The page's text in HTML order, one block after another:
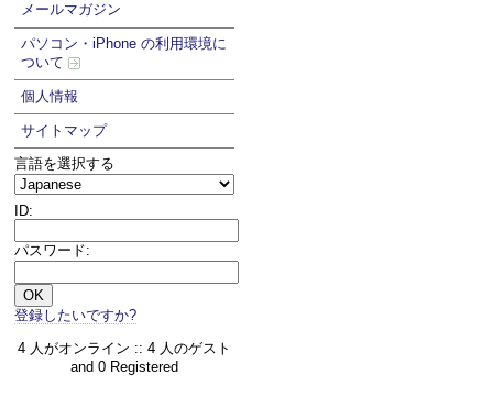
メールマガジン
パソコン・iPhone の利用環境に
ついて
個人情報
サイトマップ
言語を選択する
ID:
パスワード:
登録したいですか?
4 人がオンライン :: 4 人のゲスト
and 0 Registered